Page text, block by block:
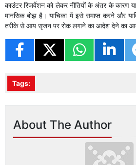
काउंटर रिजर्वेशन को लेकर नीतियों के अंतर के कारण
मानसिक बोझ है। याचिका में इसे समाप्त करने और
तरीके से आय सृजन पर रोक लगाने का आदेश देने का
Tags:
About The Author